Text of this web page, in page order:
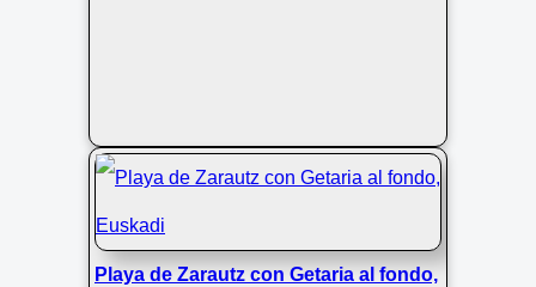
Playa de Zarautz con Getaria al fondo,